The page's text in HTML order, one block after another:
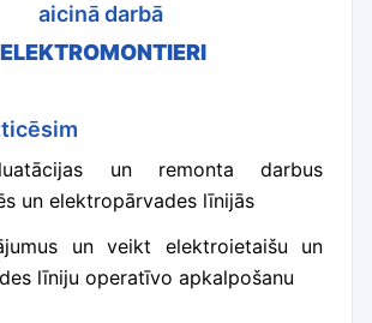
aicinā darbā
ELEKTROMONTIERI
un remonta darbus
un elektropārvades līnijās
un veikt elektroietaišu un
līniju operatīvo apkalpošanu